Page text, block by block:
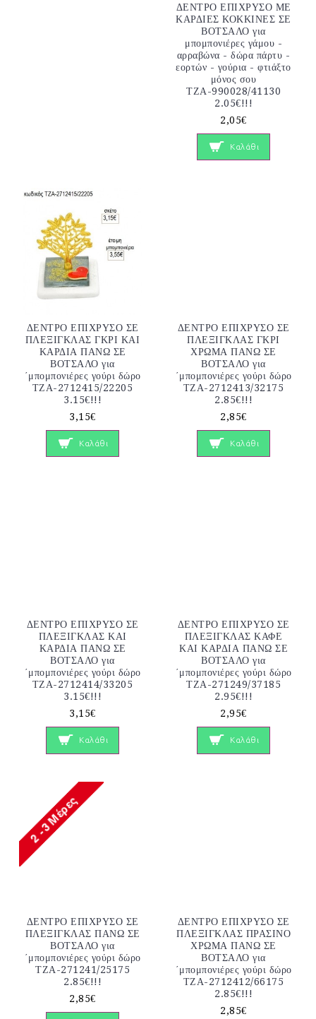
ΔΕΝΤΡΟ ΕΠΙΧΡΥΣΟ ΜΕ
ΚΑΡΔΙΕΣ ΚΟΚΚΙΝΕΣ ΣΕ
ΒΟΤΣΑΛΟ για
μπομπονιέρες γάμου -
αρραβώνα - δώρα πάρτυ -
εορτών - γούρια - φτιάξτο
μόνος σου
ΤΖΑ-990028/41130
2.05€!!!
2,05€
Καλάθι
ΔΕΝΤΡΟ ΕΠΙΧΡΥΣΟ ΣΕ
ΠΛΕΞΙΓΚΛΑΣ ΓΚΡΙ ΚΑΙ
ΚΑΡΔΙΑ ΠΑΝΩ ΣΕ
ΒΟΤΣΑΛΟ για
΄μπομπονιέρες γούρι δώρο
ΤΖΑ-2712415/22205
3.15€!!!
3,15€
Καλάθι
ΔΕΝΤΡΟ ΕΠΙΧΡΥΣΟ ΣΕ
ΠΛΕΞΙΓΚΛΑΣ ΓΚΡΙ
ΧΡΩΜΑ ΠΑΝΩ ΣΕ
ΒΟΤΣΑΛΟ για
΄μπομπονιέρες γούρι δώρο
ΤΖΑ-2712413/32175
2.85€!!!
2,85€
Καλάθι
ΔΕΝΤΡΟ ΕΠΙΧΡΥΣΟ ΣΕ
ΠΛΕΞΙΓΚΛΑΣ ΚΑΙ
ΚΑΡΔΙΑ ΠΑΝΩ ΣΕ
ΒΟΤΣΑΛΟ για
΄μπομπονιέρες γούρι δώρο
ΤΖΑ-2712414/33205
3.15€!!!
3,15€
Καλάθι
ΔΕΝΤΡΟ ΕΠΙΧΡΥΣΟ ΣΕ
ΠΛΕΞΙΓΚΛΑΣ ΚΑΦΕ
ΚΑΙ ΚΑΡΔΙΑ ΠΑΝΩ ΣΕ
ΒΟΤΣΑΛΟ για
΄μπομπονιέρες γούρι δώρο
ΤΖΑ-271249/37185
2.95€!!!
2,95€
Καλάθι
ΔΕΝΤΡΟ ΕΠΙΧΡΥΣΟ ΣΕ
ΠΛΕΞΙΓΚΛΑΣ ΠΑΝΩ ΣΕ
ΒΟΤΣΑΛΟ για
΄μπομπονιέρες γούρι δώρο
ΤΖΑ-271241/25175
2.85€!!!
2,85€
ΔΕΝΤΡΟ ΕΠΙΧΡΥΣΟ ΣΕ
ΠΛΕΞΙΓΚΛΑΣ ΠΡΑΣΙΝΟ
ΧΡΩΜΑ ΠΑΝΩ ΣΕ
ΒΟΤΣΑΛΟ για
΄μπομπονιέρες γούρι δώρο
ΤΖΑ-2712412/66175
2.85€!!!
2,85€